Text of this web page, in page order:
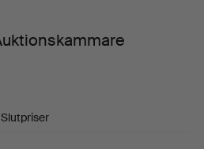
Slutpriser